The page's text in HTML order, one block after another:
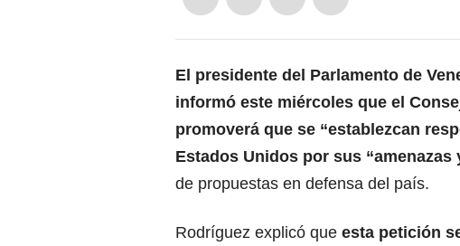
El presidente del Parlamento de
informó este miércoles que el
promoverá que se “establezcan
Estados Unidos por sus “amenazas
de propuestas en defensa del país.
Rodríguez explicó que esta petición